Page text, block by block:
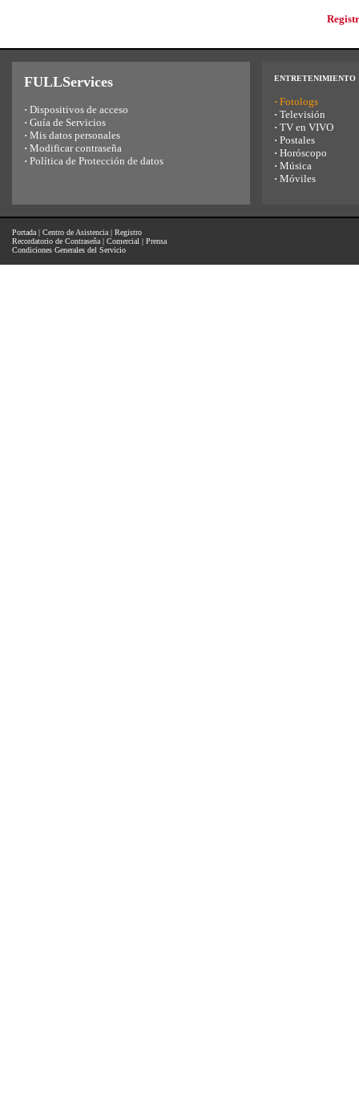
FULLServices
· Dispositivos de acceso
· Guía de Servicios
· Mis datos personales
· Modificar contraseña
· Política de Protección de datos
ENTRETENIMIENTO
· Fotologs
· Televisión
· TV en VIVO
· Postales
· Horóscopo
· Música
· Móviles
Portada | Centro de Asistencia | Registro
Recordatorio de Contraseña | Comercial | Prensa
Condiciones Generales del Servicio